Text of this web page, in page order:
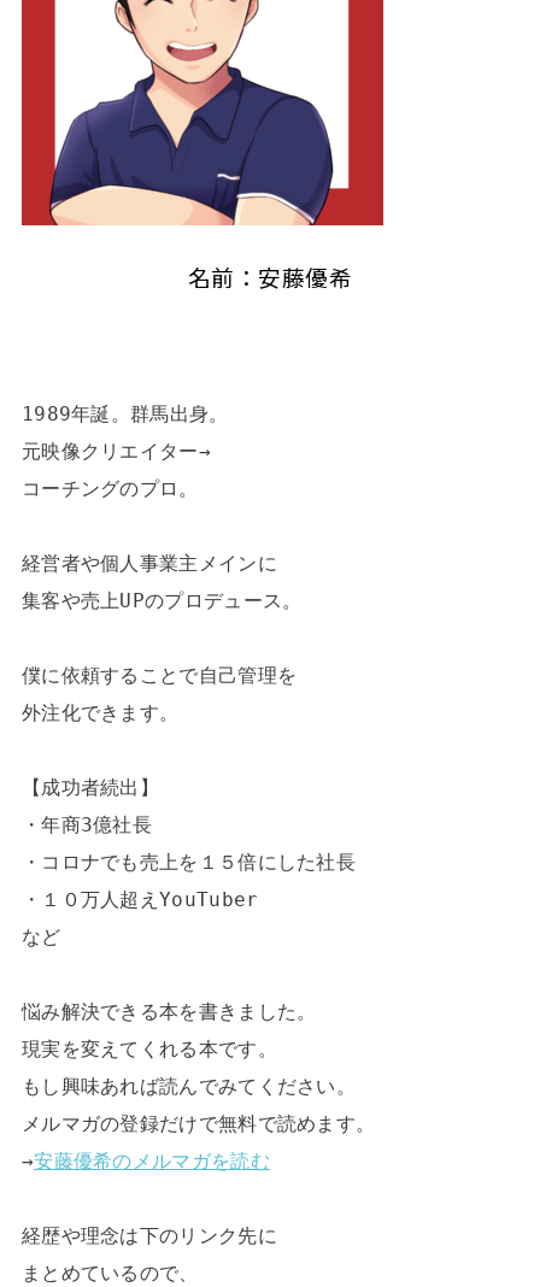
名前：安藤優希
1989年誕。群馬出身。
元映像クリエイター→
コーチングのプロ。
経営者や個人事業主メインに
集客や売上UPのプロデュース。
僕に依頼することで自己管理を
外注化できます。
【成功者続出】
・年商3億社長
・コロナでも売上を１５倍にした社長
・１０万人超えYouTuber
など
悩み解決できる本を書きました。
現実を変えてくれる本です。
もし興味あれば読んでみてください。
メルマガの登録だけで無料で読めます。
→安藤優希のメルマガを読む
経歴や理念は下のリンク先に
まとめているので、